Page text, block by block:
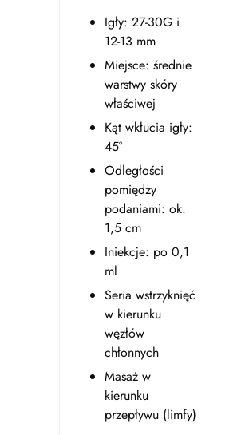
Igły: 27-30G i
12-13 mm
Miejsce: średnie
warstwy skóry
właściwej
Kąt wkłucia igły:
45°
Odległości
pomiędzy
podaniami: ok.
1,5 cm
Iniekcje: po 0,1
ml
Seria wstrzyknięć
w kierunku
węzłów
chłonnych
Masaż w
kierunku
przepływu (limfy)